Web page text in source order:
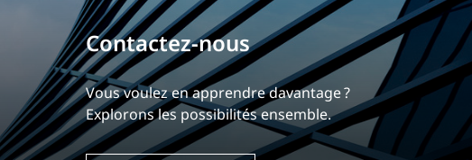
Bâtissez votre carrière
Notre expérience est ce qui nous différencie.
Explorez une carrière dynamique et gratifiante chez EXP.